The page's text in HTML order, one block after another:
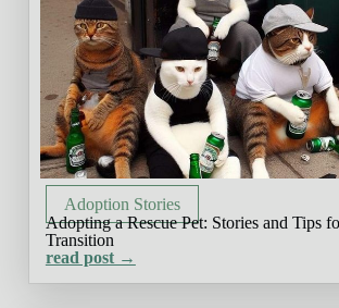
Adoption Stories
Adopting a Rescue Pet: Stories and Tips
Transition
read post →